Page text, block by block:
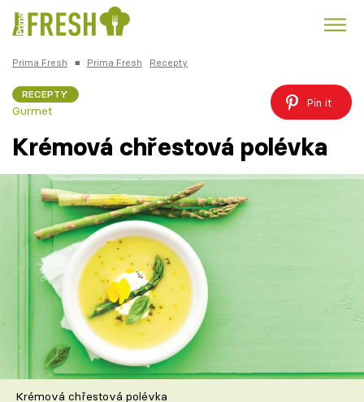
Česká kuchyně
Témata
Recepty
Články
TV Program
Škola vaření
Prima Fresh ■ Prima Fresh Recepty
RECEPTY
Gurmet
Pin it
Krémová chřestová polévka
Krémová chřestová polévka